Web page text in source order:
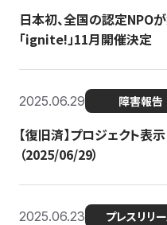
日本初、全国の認定NPO
「ignite!」11月開催決定
2025.06.29 障害報告
【復旧済】プロジェクト表
（2025/06/29）
2025.06.23 プレスリリ